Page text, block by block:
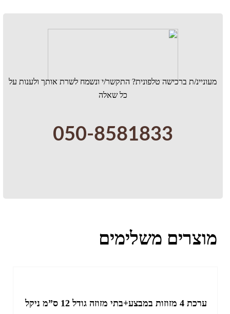
מעוניינ/ת ברכישה טלפונית? התקשר/י ונשמח לשרת אותך ולענות על
כל שאלה
050-8581833
מוצרים משלימים
ערכת 4 מזוזות במבצע+בתי מזוזה גודל 12 ס”מ ניקל